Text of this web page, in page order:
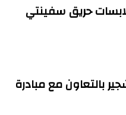
حريق سفينتي
بالتعاون مع مبادرة